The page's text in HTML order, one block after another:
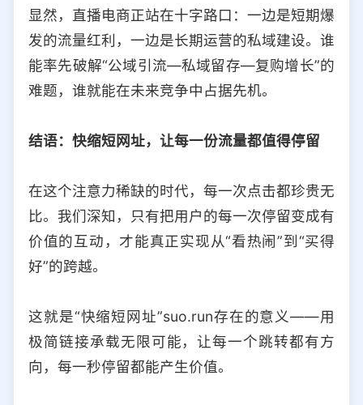
显然，直播电商正站在十字路口：一边是短期爆
发的流量红利，一边是长期运营的私域建设。谁
能率先破解“公域引流—私域留存—复购增长”的
难题，谁就能在未来竞争中占据先机。
结语：快缩短网址，让每一份流量都值得停留
在这个注意力稀缺的时代，每一次点击都珍贵无
比。我们深知，只有把用户的每一次停留变成有
价值的互动，才能真正实现从“看热闹”到“买得
好”的跨越。
这就是“快缩短网址”suo.run存在的意义——用
极简链接承载无限可能，让每一个跳转都有方
向，每一秒停留都能产生价值。